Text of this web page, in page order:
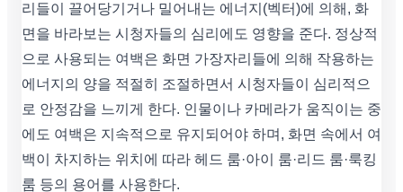
리들이 끌어당기거나 밀어내는 에너지(벡터)에 의해, 화
면을 바라보는 시청자들의 심리에도 영향을 준다. 정상적
으로 사용되는 여백은 화면 가장자리들에 의해 작용하는
에너지의 양을 적절히 조절하면서 시청자들이 심리적으
로 안정감을 느끼게 한다. 인물이나 카메라가 움직이는 중
에도 여백은 지속적으로 유지되어야 하며, 화면 속에서 여
백이 차지하는 위치에 따라 헤드 룸·아이 룸·리드 룸·룩킹
룸 등의 용어를 사용한다.